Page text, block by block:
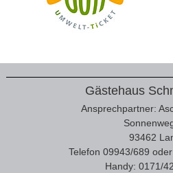
Gästehaus
Ansprechpartner:
93462
Telefon 09943/689
Handy: 0171/